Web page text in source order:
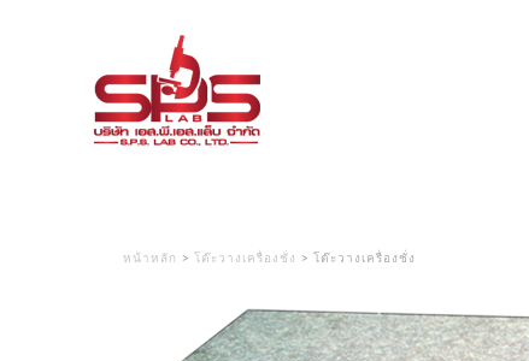
หน้าหลัก > โต๊ะวางเครื่องชั่ง > โต๊ะวางเครื่องชั่ง